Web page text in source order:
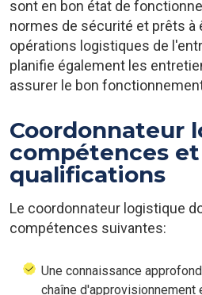
sont en bon état de
normes de sécurité et prêts à
opérations logistiques de
planifie également les
assurer le bon
Coordonnateur
compétences et
qualifications
Le coordonnateur logistique
compétences suivantes:
Une connaissance
chaîne d'approvisionnement